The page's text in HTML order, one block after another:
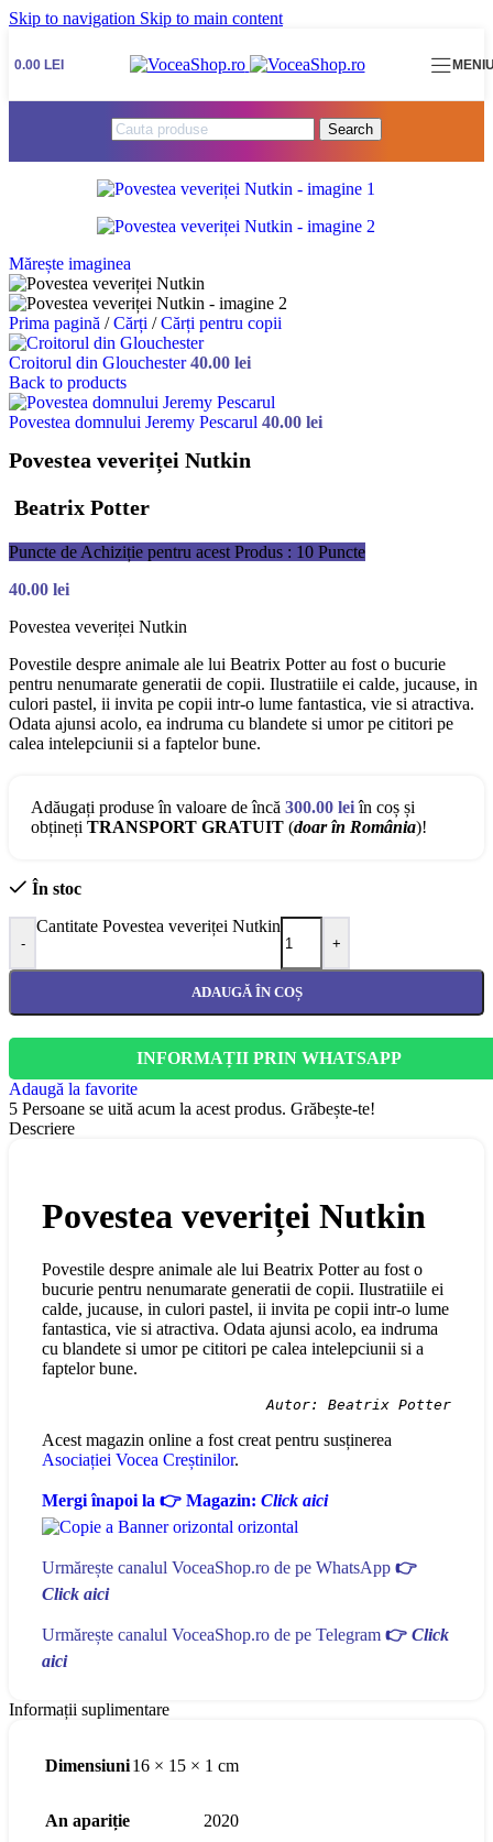
Skip to navigation Skip to main content
0.00 LEI
Search
Mărește imaginea
Prima pagină / Cărți / Cărți pentru copii
Croitorul din Glouchester40.00 lei
Back to products
Povestea domnului Jeremy Pescarul 40.00 lei
Povestea veveriței Nutkin
Beatrix Potter
Puncte de Achiziție pentru acest Produs : 10 Puncte
40.00 lei
Povestea veveriței Nutkin
Povestile despre animale ale lui Beatrix Potter au fost o bucurie
pentru nenumarate generatii de copii. Ilustratiile ei calde, jucause, in
culori pastel, ii invita pe copii intr-o lume fantastica, vie si atractiva.
Odata ajunsi acolo, ea indruma cu blandete si umor pe cititori pe
calea intelepciunii si a faptelor bune.
Adăugați produse în valoare de încă 300.00 leiîn coș și
obțineți TRANSPORT GRATUIT (doar în România)!
În stoc
-
Cantitate Povestea veveriței Nutkin
+
ADAUGĂ ÎN COȘ
INFORMAȚII PRIN WHATSAPP
Adaugă la favorite
5 Persoane se uită acum la acest produs. Grăbește-te!
Descriere
Povestea veveriței Nutkin
Povestile despre animale ale lui Beatrix Potter au fost o
bucurie pentru nenumarate generatii de copii. Ilustratiile ei
calde, jucause, in culori pastel, ii invita pe copii intr-o lume
fantastica, vie si atractiva. Odata ajunsi acolo, ea indruma
cu blandete si umor pe cititori pe calea intelepciunii si a
faptelor bune.
Autor: Beatrix Potter
Acest magazin online a fost creat pentru susținerea
Asociației Vocea Creștinilor.
Mergi înapoi la 👉 Magazin: Click aici
Urmărește canalul VoceaShop.ro de pe WhatsApp 👉
Click aici
Urmărește canalul VoceaShop.ro de pe Telegram 👉 Click
aici
Informații suplimentare
Dimensiuni16 × 15 × 1 cm
An apariție 2020